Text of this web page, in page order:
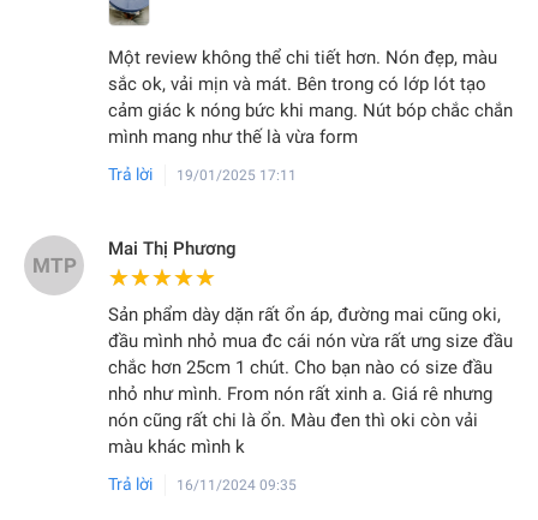
Một review không thể chi tiết hơn. Nón đẹp, màu
sắc ok, vải mịn và mát. Bên trong có lớp lót tạo
cảm giác k nóng bức khi mang. Nút bóp chắc chắn
mình mang như thế là vừa form
Trả lời 19/01/2025 17:11
MTP
Mai Thị Phương
★★★★★
★★★★★
Sản phẩm dày dặn rất ổn áp, đường mai cũng oki,
đầu mình nhỏ mua đc cái nón vừa rất ưng size đầu
chắc hơn 25cm 1 chút. Cho bạn nào có size đầu
nhỏ như mình. From nón rất xinh a. Giá rê nhưng
nón cũng rất chi là ổn. Màu đen thì oki còn vải
màu khác mình k
Trả lời 16/11/2024 09:35